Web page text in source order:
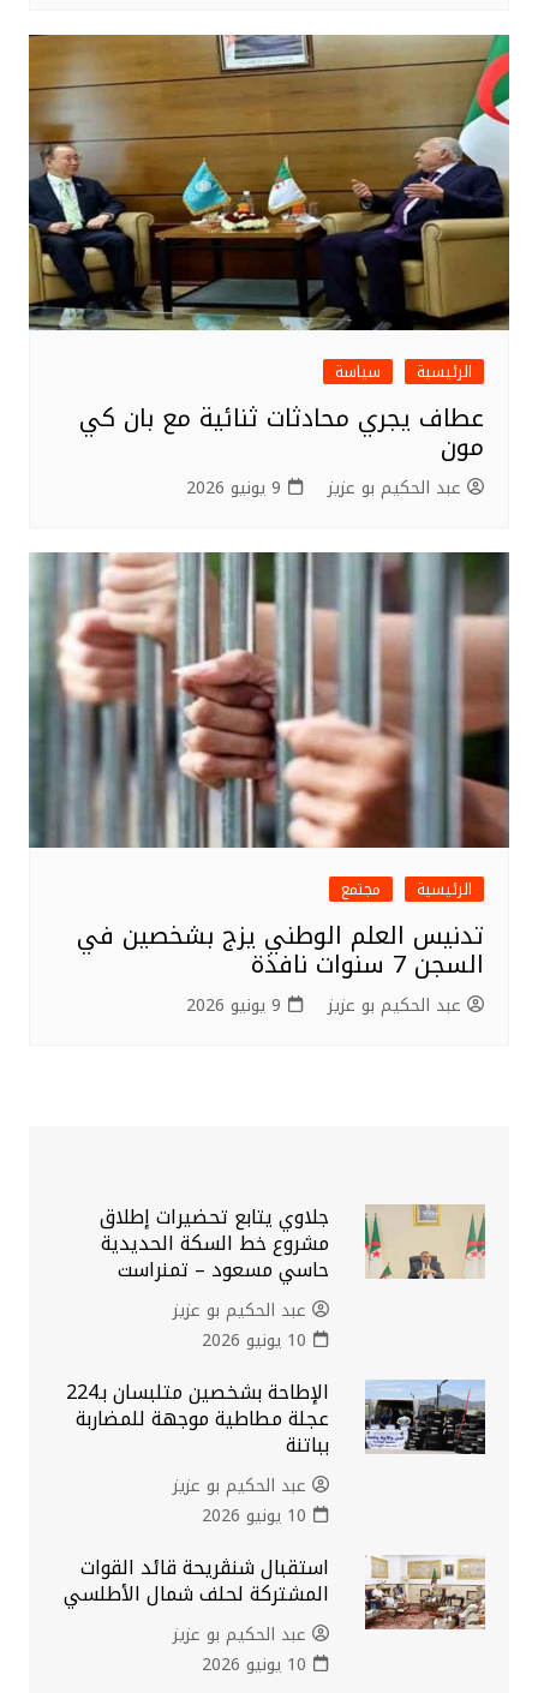
الرئيسية سياسة
عطاف يجري محادثات ثنائية مع بان كي
مون
عبد الحكيم بو عزيز 9 يونيو 2026
الرئيسية مجتمع
تدنيس العلم الوطني يزج بشخصين في
السجن 7 سنوات نافذة
عبد الحكيم بو عزيز 9 يونيو 2026
جلاوي يتابع تحضيرات إطلاق
مشروع خط السكة الحديدية
حاسي مسعود – تمنراست
عبد الحكيم بو عزيز
10 يونيو 2026
الإطاحة بشخصين متلبسان بـ224
عجلة مطاطية موجهة للمضاربة
بباتنة
عبد الحكيم بو عزيز
10 يونيو 2026
استقبال شنڨريحة قائد القوات
المشتركة لحلف شمال الأطلسي
عبد الحكيم بو عزيز
10 يونيو 2026